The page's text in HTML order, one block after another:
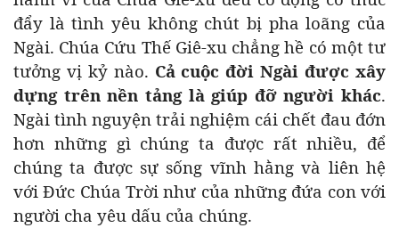
đẩy là tình yêu không chút bị pha loãng của
Ngài. Chúa Cứu Thế Giê-xu chẳng hề có một tư
tưởng vị kỷ nào. Cả cuộc đời Ngài được xây
dựng trên nền tảng là giúp đỡ người khác.
Ngài tình nguyện trải nghiệm cái chết đau đớn
hơn những gì chúng ta được rất nhiều, để
chúng ta được sự sống vĩnh hằng và liên hệ
với Đức Chúa Trời như của những đứa con với
người cha yêu dấu của chúng.